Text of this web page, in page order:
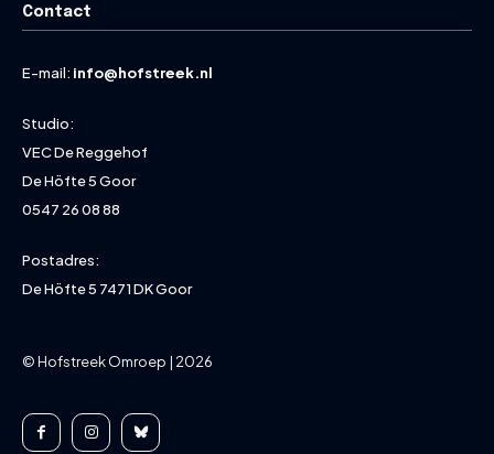
Contact
E-mail: info@hofstreek.nl
Studio:
VEC De Reggehof
De Höfte 5 Goor
0547 26 08 88
Postadres:
De Höfte 5 7471 DK Goor
© Hofstreek Omroep | 2026